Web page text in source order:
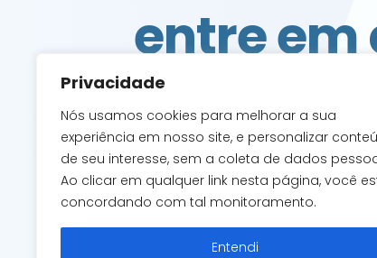
Privacidade
Nós usamos cookies para melhorar a sua
experiência em nosso site, e personalizar
de seu interesse, sem a coleta de dados
Ao clicar em qualquer link nesta página, você
concordando com tal monitoramento.
Entendi
entre
com a
ACESSAR O